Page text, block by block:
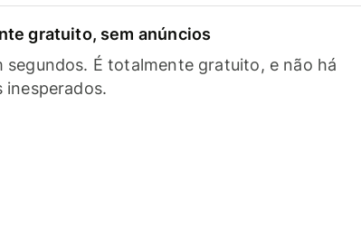
gratuito, sem anúncios
segundos. É totalmente gratuito, e não há
inesperados.